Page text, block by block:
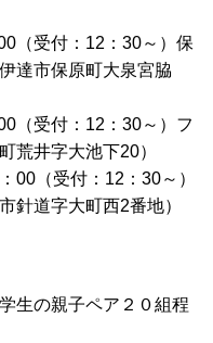
（受付：12：30～）保
達市保原町大泉宮脇
（受付：12：30～）フ
荒井字大池下20）
00（受付：12：30～）
針道字大町西2番地）
生の親子ペア２０組程